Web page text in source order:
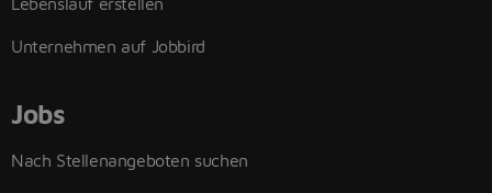
Unternehmen auf Jobbird
Jobs
Nach Stellenangeboten suchen